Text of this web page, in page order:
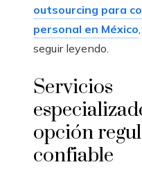
outsourcing para
personal en México
seguir leyendo.
Servicios
opción
confiable